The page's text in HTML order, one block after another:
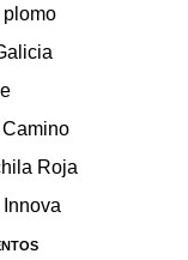
plomo
Roja